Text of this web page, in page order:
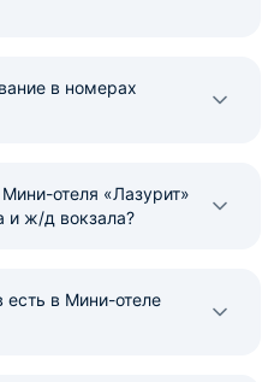
в номерах
отеля «Лазурит»
и ж/д вокзала?
есть в Мини-отеле